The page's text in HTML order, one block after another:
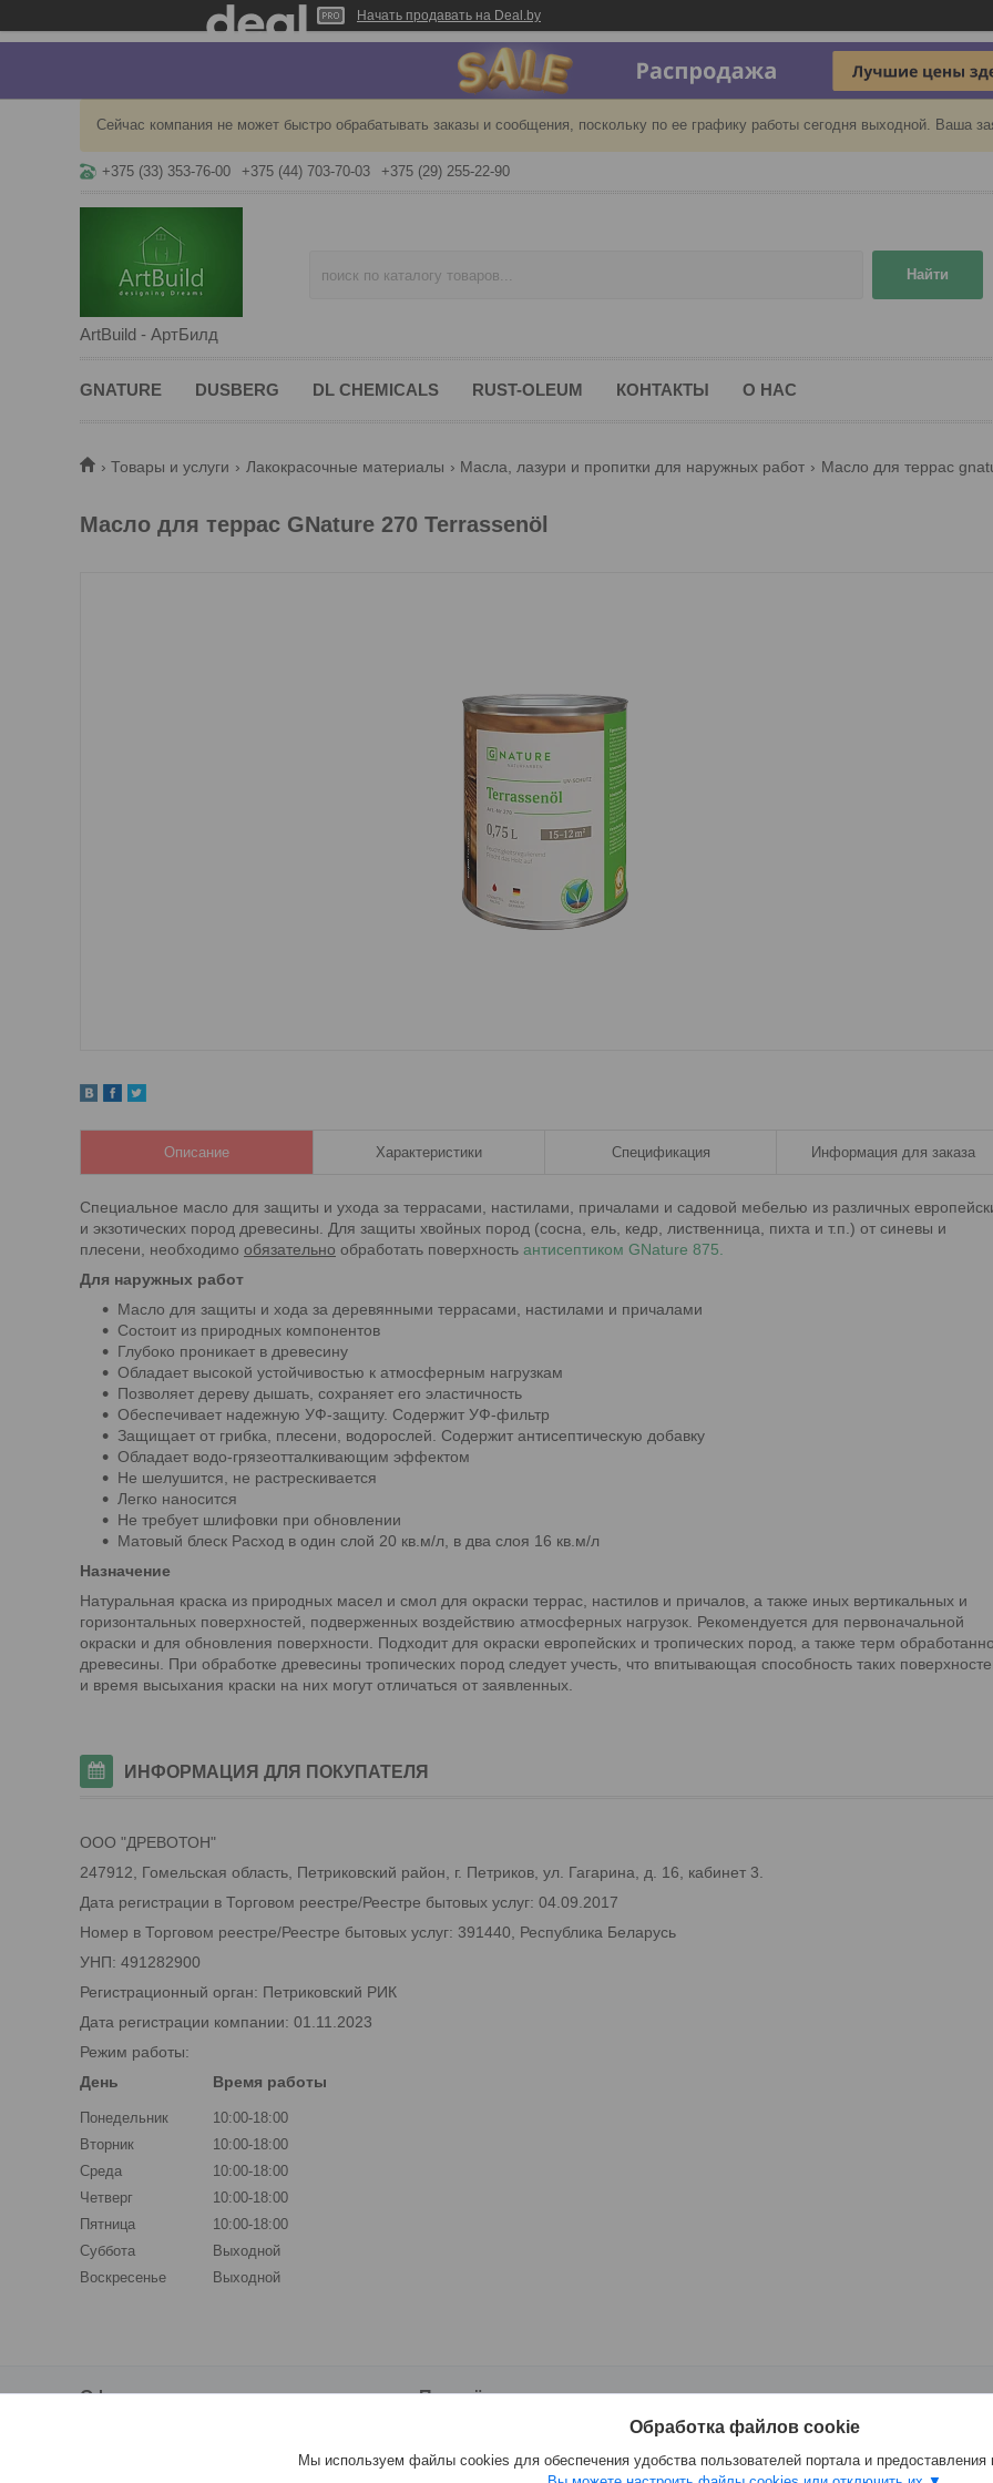
Начать продавать на Deal.by
Сейчас компания не может быстро обрабатывать заказы и сообщения, поскольку по ее графику работы сегодня выходной. Ваша
+375 (33) 353-76-00 +375 (44) 703-70-03 +375 (29) 255-22-90
ArtBuild - АртБилд
Найти
GNATURE DUSBERG DL CHEMICALS RUST-OLEUM КОНТАКТЫ О НАС
Товары и услуги Лакокрасочные материалы Масла, лазури и пропитки для наружных работ Масло для террас
Масло для террас GNature 270 Terrassenöl
Описание Характеристики Спецификация Информация для заказа
Специальное масло для защиты и ухода за террасами, настилами, причалами и садовой мебелью из различных
и экзотических пород древесины. Для защиты хвойных пород (сосна, ель, кедр, лиственница, пихта и т.п.) от синевы и
плесени, необходимо обязательно обработать поверхность антисептиком GNature 875.
Для наружных работ
Масло для защиты и хода за деревянными террасами, настилами и причалами
Состоит из природных компонентов
Глубоко проникает в древесину
Обладает высокой устойчивостью к атмосферным нагрузкам
Позволяет дереву дышать, сохраняет его эластичность
Обеспечивает надежную УФ-защиту. Содержит УФ-фильтр
Защищает от грибка, плесени, водорослей. Содержит антисептическую добавку
Обладает водо-грязеотталкивающим эффектом
Не шелушится, не растрескивается
Легко наносится
Не требует шлифовки при обновлении
Матовый блеск Расход в один слой 20 кв.м/л, в два слоя 16 кв.м/л
Назначение
Натуральная краска из природных масел и смол для окраски террас, настилов и причалов, а также иных вертикальных и
горизонтальных поверхностей, подверженных воздействию атмосферных нагрузок. Рекомендуется для первоначальной
окраски и для обновления поверхности. Подходит для окраски европейских и тропических пород, а также терм
древесины. При обработке древесины тропических пород следует учесть, что впитывающая способность таких
и время высыхания краски на них могут отличаться от заявленных.
ИНФОРМАЦИЯ ДЛЯ ПОКУПАТЕЛЯ
ООО "ДРЕВОТОН"
247912, Гомельская область, Петриковский район, г. Петриков, ул. Гагарина, д. 16, кабинет 3.
Дата регистрации в Торговом реестре/Реестре бытовых услуг: 04.09.2017
Номер в Торговом реестре/Реестре бытовых услуг: 391440, Республика Беларусь
УНП: 491282900
Регистрационный орган: Петриковский РИК
Дата регистрации компании: 01.11.2023
Режим работы:
День
Время работы
Понедельник
10:00-18:00
Вторник
10:00-18:00
Среда
10:00-18:00
Четверг
10:00-18:00
Пятница
10:00-18:00
Суббота
Выходной
Воскресенье
Выходной
Оформление заказа Партнёры
E-Farba
Обработка файлов cookie
Мы используем файлы cookies для обеспечения удобства пользователей портала и